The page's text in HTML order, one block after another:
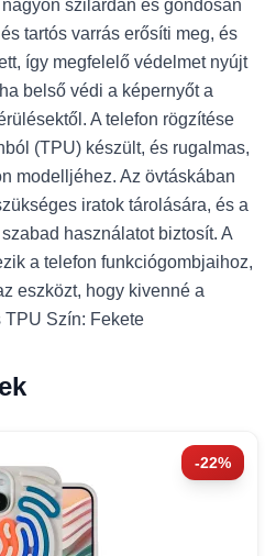
szilárdan és gondosan
tartós varrás erősíti meg, és
így megfelelő védelmet nyújt
belső védi a képernyőt a
A telefon rögzítése
(TPU) készült, és rugalmas,
modelljéhez. Az övtáskában
iratok tárolására, és a
használatot biztosít. A
a telefon funkciógombjaihoz,
eszközt, hogy kivenné a
TPU Szín: Fekete
-22%